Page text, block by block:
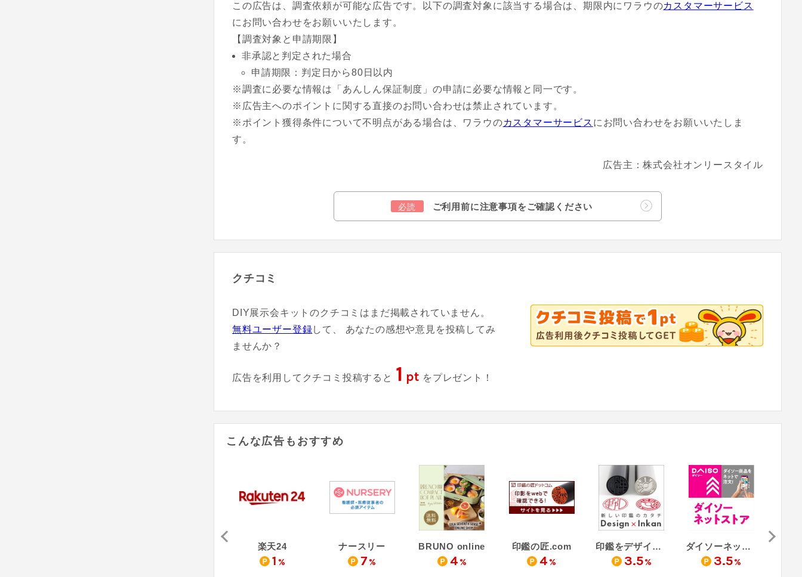
この広告は、調査依頼が可能な広告です。以下の調査対象に該当する場合は、期限内にワラウのカスタマーサービス
にお問い合わせをお願いいたします。
【調査対象と申請期限】
非承認と判定された場合
申請期限：判定日から80日以内
※調査に必要な情報は「あんしん保証制度」の申請に必要な情報と同一です。
※広告主へのポイントに関する直接のお問い合わせは禁止されています。
※ポイント獲得条件について不明点がある場合は、ワラウのカスタマーサービス にお問い合わせをお願いいたしま
す。
広告主：株式会社オンリースタイル
必読 ご利用前に注意事項をご確認ください
クチコミ
DIY展示会キットのクチコミはまだ掲載されていません。
無料ユーザー登録して、 あなたの感想や意見を投稿してみ
ませんか？
広告を利用してクチコミ投稿すると 1 pt をプレゼント！
こんな広告もおすすめ
楽天24
1 %
ナースリー
7 %
BRUNO online
4 %
印鑑の匠.com
4 %
印鑑をデザインするSirusi
3.5%
ダイソーネットストア
3.5%